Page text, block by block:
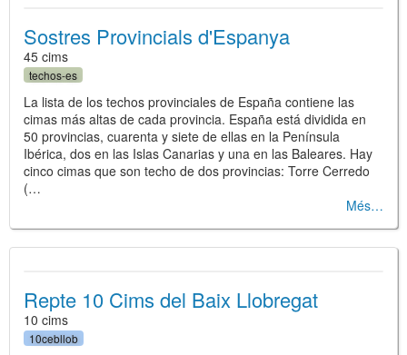
Sostres Provincials d'Espanya
45 cims
techos-es
La lista de los techos provinciales de España contiene las
cimas más altas de cada provincia. España está dividida en
50 provincias, cuarenta y siete de ellas en la Península
Ibérica, dos en las Islas Canarias y una en las Baleares. Hay
cinco cimas que son techo de dos provincias: Torre Cerredo
(…
Més
Repte 10 Cims del Baix Llobregat
10 cims
10cebllob